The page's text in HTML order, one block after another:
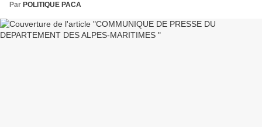
Par POLITIQUE PACA